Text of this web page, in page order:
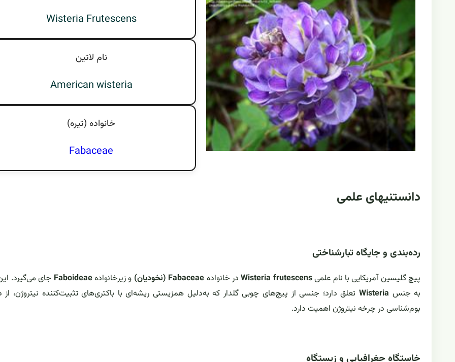
Wisteria Frutescens
نام لاتين
American wisteria
خانواده (تيره)
Fabaceae
دانستنیهای علمی
رده‌بندی و جایگاه تبارشناختی
پیچ گلیسین آمریکایی با نام علمیWisteria frutescensدر خانواده Fabaceae (نخودیان) و زیرخانوادهFaboideae جای می‌گیرد.
به جنس Wisteria تعلق دارد؛ جنسی از پیچ‌های چوبی گلدار که به‌دلیل همزیستی ریشه‌ای با باکتری‌های تثبیت‌کننده نیتروژن، از
بوم‌شناسی در چرخه نیتروژن اهمیت دارد.
خاستگاه جغرافیایی و زیستگاه